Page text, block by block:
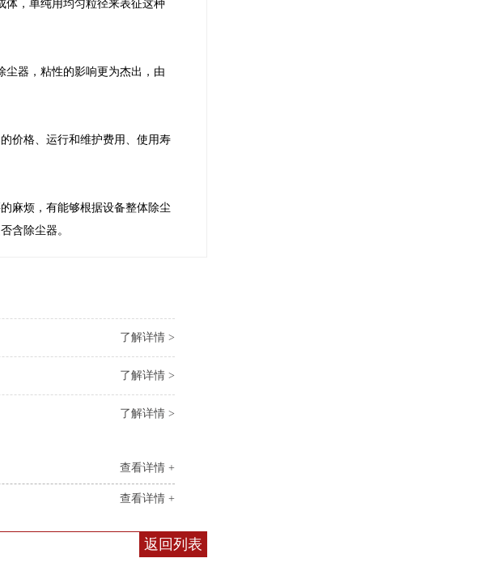
体，单纯用均匀粒径来表征这种
尘器，粘性的影响更为杰出，由
价格、运行和维护费用、使用寿
麻烦，有能够根据设备整体除尘
含除尘器。
了解详情 >
了解详情 >
了解详情 >
查看详情 +
查看详情 +
返回列表